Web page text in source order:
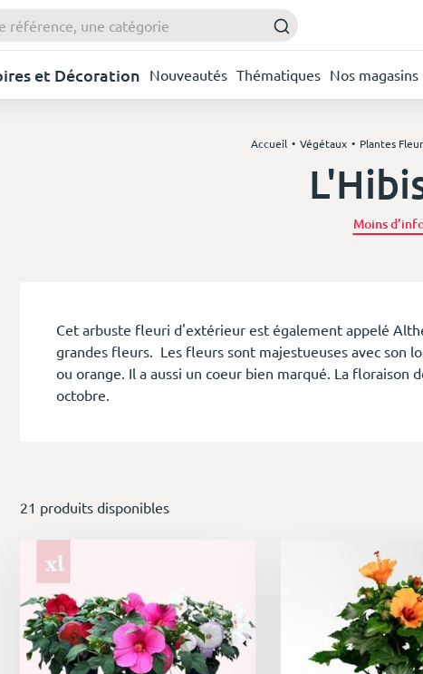
et Décoration Nouveautés Thématiques Nos magasins
Accueil Végétaux Plantes
Cet arbuste fleuri d'extérieur est également appelé
grandes fleurs. Les fleurs sont majestueuses avec son
ou orange. Il a aussi un coeur bien marqué. La
octobre.
21 produits disponibles